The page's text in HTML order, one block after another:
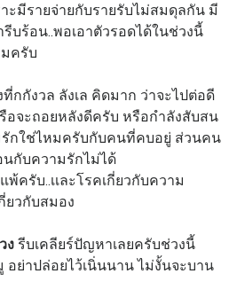
ะมีรายจ่ายกับรายรับไม่สมดุลกัน มี
บร้อน..พอเอาตัวรอดได้ในช่วงนี้
ครับ
กกังวล ลังเล คิดมาก ว่าจะไปต่อดี
อจะถอยหลังดีครับ หรือกำลังสับสน
กใช่ไหมครับกับคนที่คบอยู่ ส่วนคน
นกับความรักไม่ได้
พ้ครับ..เเละโรคเกี่ยวกับความ
ยวกับสมอง
ง รีบเคลียร์ปัญหาเลยครับช่วงนี้
ย่าปล่อยไว้เนิ่นนาน ไม่งั้นจะบาน